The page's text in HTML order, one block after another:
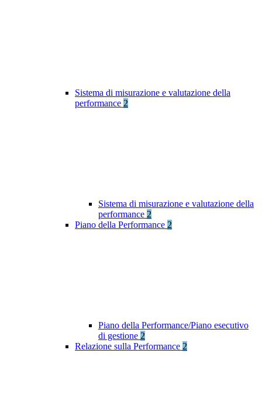
Sistema di misurazione e valutazione della
performance 2
Sistema di misurazione e valutazione della
performance 2
Piano della Performance 2
Piano della Performance/Piano esecutivo
di gestione 2
Relazione sulla Performance 2